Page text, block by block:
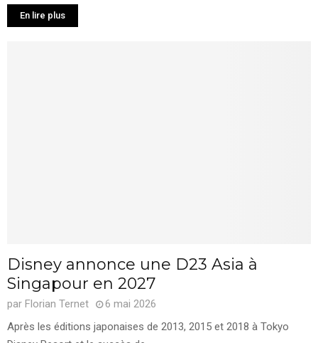
En lire plus
Disney annonce une D23 Asia à
Singapour en 2027
par Florian Ternet
6 mai 2026
Après les éditions japonaises de 2013, 2015 et 2018 à Tokyo